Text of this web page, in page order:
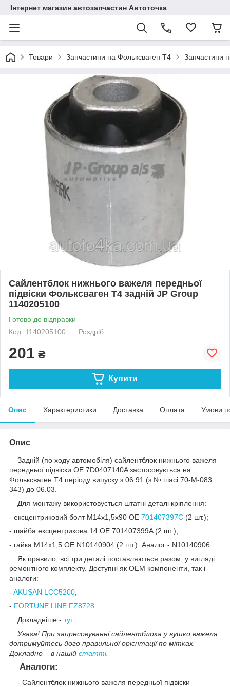
Інтернет магазин автозапчастин Автоточка
Товари Запчастини на Фольксваген Т4 Запчастини
Сайлентблок нижнього важеля передньої
підвіски Фольксваген Т4 задній JP Group
1140205100
Готово до відправки
Код: 1140205100
Роздріб
201 ₴
Купити
Опис Характеристики Доставка Оплата Умови
Опис
Задній (по ходу автомобіля) сайлентблок нижнього важеля
передньої підвіски OE 7D0407140A застосовується на
Фольксваген Т4 періоду випуску з 06.91 (з № шасі 70-М-083
343) до 06.03.
Для монтажу використовується штатні деталі кріплення:
- ексцентриковий болт М14х1,5х90 OE 701407397C (2 шт.);
- шайба ексцентрикова 14 OE 701407399A (2 шт.);
- гайка М14х1,5 OE N10140904 (2 шт.). Аналог - N10140906.
Як правило, всі три деталі поставляються разом, у вигляді
ремонтного комплекту. Доступні як OEM компоненти, так і
аналоги:
- AKUSAN LCC5200;
- FORTUNE LINE FZ8728
Докладніше - тут.
Увага! При запресовуванні сайлентблока у вушко важеля
дотримуйтесь його правильної орієнтації по мітках.
Докладно – в нашій статті.
Аналоги:
- Сайлентблок нижнього важеля передньої підвіски